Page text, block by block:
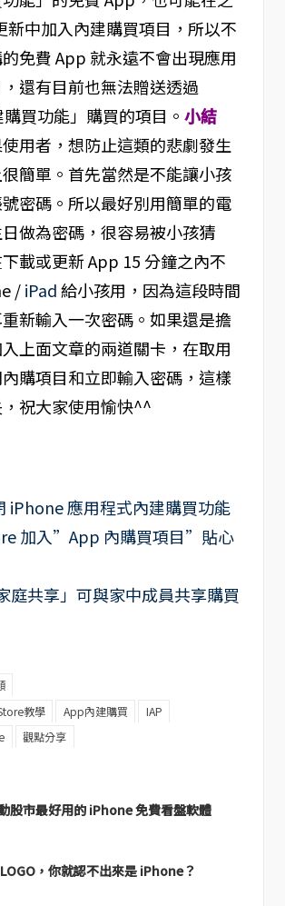
新中加入內建購買項目，所以不
免費 App 就永遠不會出現應用
還有目前也無法贈送透過
購買功能」購買的項目。 小結
用者，想防止這類的悲劇發生
簡單。首先當然是不能讓小孩
密碼。所以最好別用簡單的電
做為密碼，很容易被小孩猜
載或更新 App 15 分鐘之內不
/iPad給小孩用，因為這段時間
新輸入一次密碼。如果還是擔
上面文章的兩道關卡，在取用
購項目和立即輸入密碼，這樣
祝大家使用愉快^^
iPhone 應用程式內建購買功能
加入”App 內購買項目”貼心
庭共享」可與家中成員共享購買
教學 App內建購買
IAP
觀點分享
股市最好用的 iPhone 免費看盤軟體
，你就認不出來是 iPhone？